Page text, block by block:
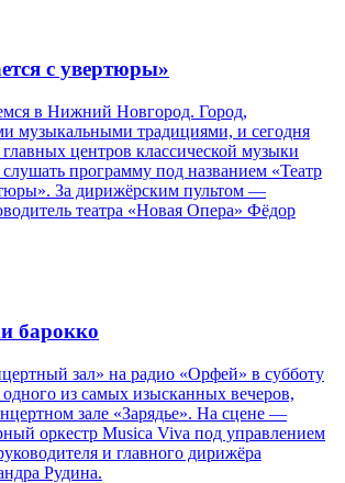
с увертюры»
в Нижний Новгород. Город,
музыкальными традициями, и сегодня
центров классической музыки
программу под названием «Театр
За дирижёрским пультом —
театра «Новая Опера» Фёдор
барокко
зал» на радио «Орфей» в субботу
из самых изысканных вечеров,
зале «Зарядье». На сцене —
оркестр Musica Viva под управлением
и главного дирижёра
Рудина.